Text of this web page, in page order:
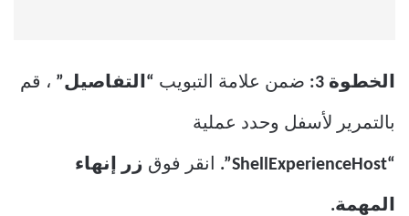
الخطوة 3: ضمن علامة التبويب “التفاصيل” ، قم
بالتمرير لأسفل وحدد عملية
“ShellExperienceHost”. انقر فوق زر إنهاء
المهمة.